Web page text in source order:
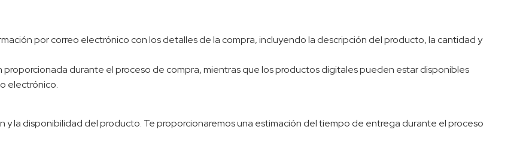
por correo electrónico con los detalles de la compra, incluyendo la descripción del producto, la cantidad y
proporcionada durante el proceso de compra, mientras que los productos digitales pueden estar disponibles
electrónico.
y la disponibilidad del producto. Te proporcionaremos una estimación del tiempo de entrega durante el proceso